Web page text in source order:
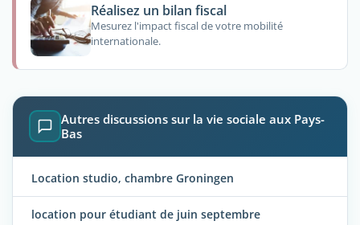
Réalisez un bilan fiscal
Mesurez l'impact fiscal de votre mobilité
internationale.
Autres discussions sur la vie sociale aux Pays-
Bas
Location studio, chambre Groningen
location pour étudiant de juin septembre